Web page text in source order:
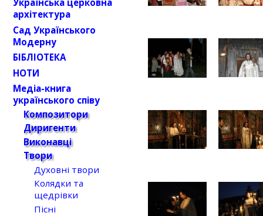
Українська церковна
архітектура
Сад Українського
Модерну
БІБЛІОТЕКА
НОТИ
Медіа-книга
українського співу
Композитори
Диригенти
Виконавці
Твори
Духовні твори
Колядки та
щедрівки
Пісні